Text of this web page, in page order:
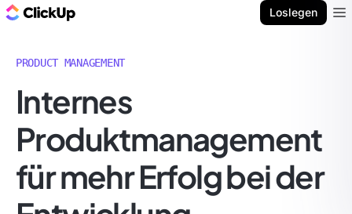
Loslegen
PRODUCT MANAGEMENT
Internes
Produktmanagement
für mehr Erfolg bei der